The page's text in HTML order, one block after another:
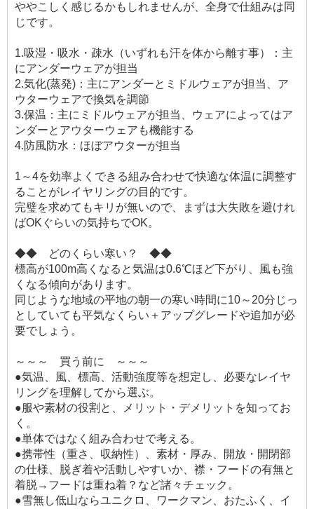
ややこしく感じるかもしれませんが、全身で仕組みは同
じです。
1.吸湿・吸水・疎水（いずれも汗を体から離す事）：主
にアンダーウェアが担当
2.気化(蒸発)：主にアンダーとミドルウェアが担当、ア
ウターウェアで換気を調節
3.保温：主にミドルウェアが担当、ウェアによってはア
ンダーとアウターウェアも機能する
4.防風防水：ほぼアウターが担当
1～4を効率よくできる組み合わせで快適な体温に調整す
ることがレイヤリングの目的です。
完璧を求めてもキリが無いので、まずは大失敗を避けれ
ばOKぐらいの気持ちでOK。
◆◆ どのくらい寒い？ ◆◆
標高が100m高くなると気温は0.6℃ほど下がり、風も強
くなる傾向があります。
同じような地域の平地の朝一の寒い時間に10～20分じっ
としていても平気なくらい＋アップグレードや追加が必
要でしょう。
～～～ 買う前に ～～～
●気温、風、標高、活動強度等を想定し、必要なレイヤ
リングを理解してから選ぶ。
●服や素材の役割と、メリット・デメリットを知ってお
く。
●単体ではなく組み合わせで考える。
●携帯性（重さ、収納性）、素材・厚み、開放・開閉部
の仕様、脱ぎ着や活動しやすいか、襟・フードの有無と
着脱→フードは重ね着？など諸々チェック。
●雪無し低山ならユニクロ、ワークマン、おたふく、イ